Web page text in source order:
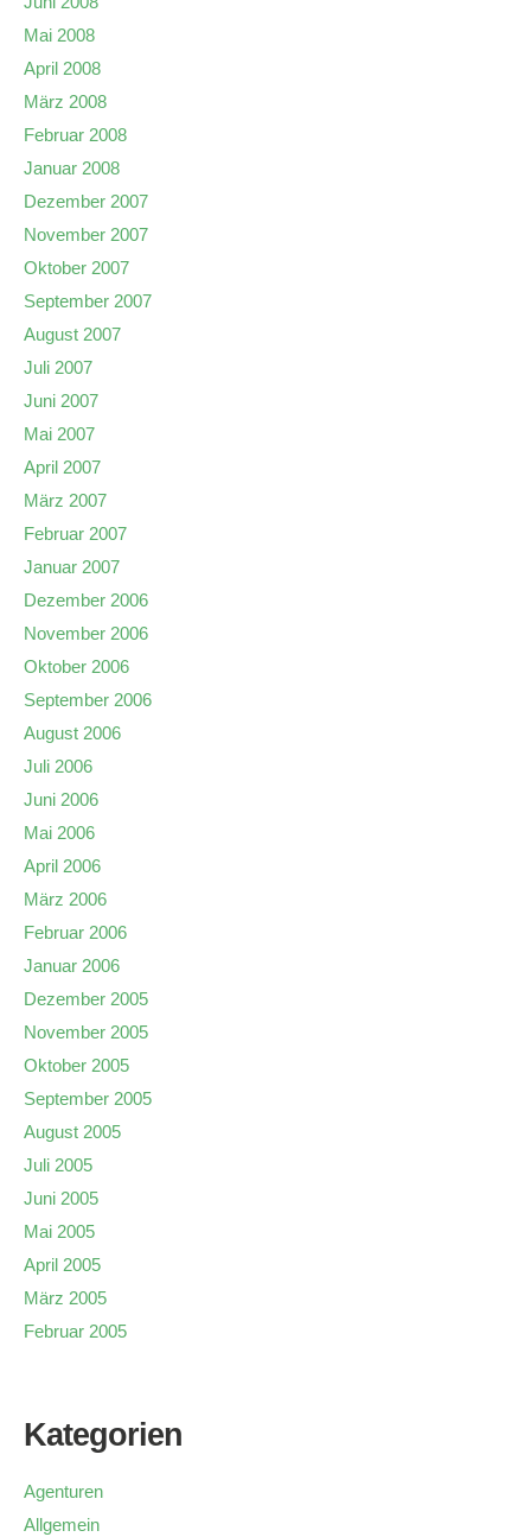
Mai 2008
April 2008
März 2008
Februar 2008
Januar 2008
Dezember 2007
November 2007
Oktober 2007
September 2007
August 2007
Juli 2007
Juni 2007
Mai 2007
April 2007
März 2007
Februar 2007
Januar 2007
Dezember 2006
November 2006
Oktober 2006
September 2006
August 2006
Juli 2006
Juni 2006
Mai 2006
April 2006
März 2006
Februar 2006
Januar 2006
Dezember 2005
November 2005
Oktober 2005
September 2005
August 2005
Juli 2005
Juni 2005
Mai 2005
April 2005
März 2005
Februar 2005
Kategorien
Agenturen
Allgemein